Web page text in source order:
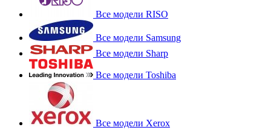
Все модели RISO
Все модели Samsung
Все модели Sharp
Все модели Toshiba
Все модели Xerox